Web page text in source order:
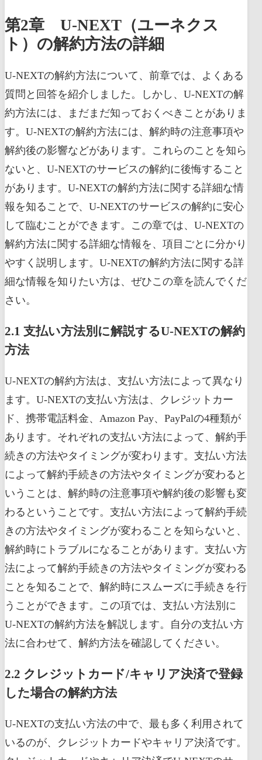
第2章 U-NEXT（ユーネクス
ト）の解約方法の詳細
U-NEXTの解約方法について、前章では、よくある
質問と回答を紹介しました。しかし、U-NEXTの解
約方法には、まだまだ知っておくべきことがありま
す。U-NEXTの解約方法には、解約時の注意事項や
解約後の影響などがあります。これらのことを知ら
ないと、U-NEXTのサービスの解約に後悔すること
があります。U-NEXTの解約方法に関する詳細な情
報を知ることで、U-NEXTのサービスの解約に安心
して臨むことができます。この章では、U-NEXTの
解約方法に関する詳細な情報を、項目ごとに分かり
やすく説明します。U-NEXTの解約方法に関する詳
細な情報を知りたい方は、ぜひこの章を読んでくだ
さい。
2.1 支払い方法別に解説するU-NEXTの解約
方法
U-NEXTの解約方法は、支払い方法によって異なり
ます。U-NEXTの支払い方法は、クレジットカー
ド、携帯電話料金、Amazon Pay、PayPalの4種類が
あります。それぞれの支払い方法によって、解約手
続きの方法やタイミングが変わります。支払い方法
によって解約手続きの方法やタイミングが変わると
いうことは、解約時の注意事項や解約後の影響も変
わるということです。支払い方法によって解約手続
きの方法やタイミングが変わることを知らないと、
解約時にトラブルになることがあります。支払い方
法によって解約手続きの方法やタイミングが変わる
ことを知ることで、解約時にスムーズに手続きを行
うことができます。この項では、支払い方法別に
U-NEXTの解約方法を解説します。自分の支払い方
法に合わせて、解約方法を確認してください。
2.2 クレジットカード/キャリア決済で登録
した場合の解約方法
U-NEXTの支払い方法の中で、最も多く利用されて
いるのが、クレジットカードやキャリア決済です。